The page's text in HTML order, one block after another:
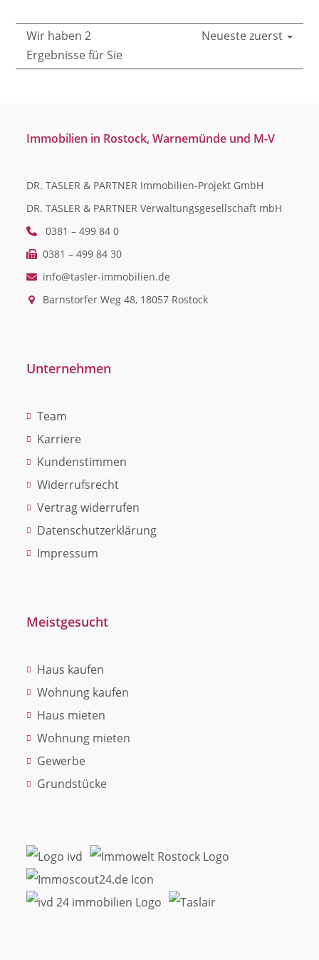
Wir haben 2
Ergebnisse für Sie
Neueste zuerst
Immobilien in Rostock, Warnemünde und M-V
DR. TASLER & PARTNER Immobilien-Projekt GmbH
DR. TASLER & PARTNER Verwaltungsgesellschaft mbH
0381 – 499 84 0
0381 – 499 84 30
info@tasler-immobilien.de
Barnstorfer Weg 48, 18057 Rostock
Unternehmen
Team
Karriere
Kundenstimmen
Widerrufsrecht
Vertrag widerrufen
Datenschutzerklärung
Impressum
Meistgesucht
Haus kaufen
Wohnung kaufen
Haus mieten
Wohnung mieten
Gewerbe
Grundstücke